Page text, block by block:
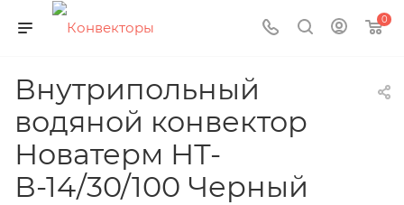
0
Внутрипольный
водяной конвектор
Новатерм НТ-
В-14/30/100 Черный